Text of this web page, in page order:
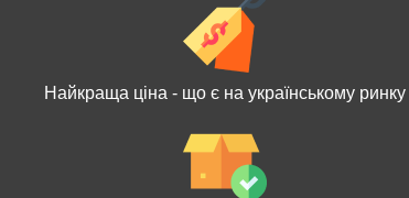
Найкраща ціна - що є на українському ринку